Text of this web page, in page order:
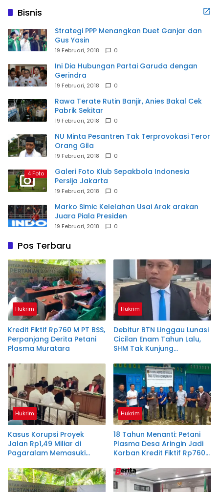
Bisnis
Strategi PPP Menangkan Duet Ganjar dan
Gus Yasin
19 Februari, 2018 0
Ini Dia Hubungan Partai Garuda dengan
Gerindra
19 Februari, 2018 0
Rawa Terate Rutin Banjir, Anies Bakal Cek
Pabrik Sekitar
19 Februari, 2018 0
NU Minta Pesantren Tak Terprovokasi Teror
Orang Gila
19 Februari, 2018 0
4 Foto
Galeri Foto Klub Sepakbola Indonesia
Persija Jakarta
19 Februari, 2018 0
Marko Simic Kelelahan Usai Arak arakan
Juara Piala Presiden
19 Februari, 2018 0
Pos Terbaru
Hukrim
Kredit Fiktif Rp760 M PT BSS,
Perpanjang Derita Petani
Plasma Muratara
Hukrim
Debitur BTN Linggau Lunasi
Cicilan Enam Tahun Lalu,
SHM Tak Kunjung
Hukrim
Kasus Korupsi Proyek
Jalan Rp1,49 Miliar di
Pagaralam Memasuki
Terdakwa Dituntut 2,5
Tahun Penjara
Hukrim
18 Tahun Menanti: Petani
Plasma Desa Aringin Jadi
Korban Kredit Fiktif Rp760